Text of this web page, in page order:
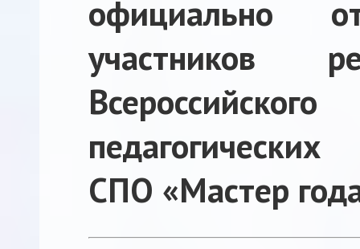
официально
участников
СПО «Мастер